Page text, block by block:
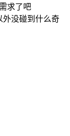
求了吧
没碰到什么奇